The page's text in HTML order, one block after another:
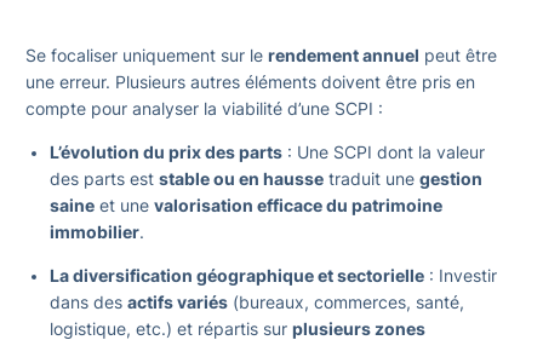
Se focaliser uniquement sur le rendement annuel peut être
une erreur. Plusieurs autres éléments doivent être pris en
compte pour analyser la viabilité d’une SCPI :
L’évolution du prix des parts : Une SCPI dont la valeur
des parts est stable ou en hausse traduit une gestion
saine et une valorisation efficace du patrimoine
immobilier.
La diversification géographique et sectorielle : Investir
dans des actifs variés (bureaux, commerces, santé,
logistique, etc.) et répartis sur plusieurs zones